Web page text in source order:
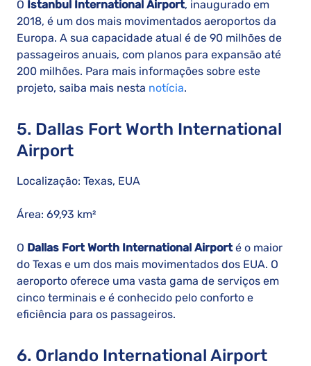
O Istanbul International Airport, inaugurado em
2018, é um dos mais movimentados aeroportos da
Europa. A sua capacidade atual é de 90 milhões de
passageiros anuais, com planos para expansão até
200 milhões. Para mais informações sobre este
projeto, saiba mais nesta notícia.
5. Dallas Fort Worth International
Airport
Localização: Texas, EUA
Área: 69,93 km²
O Dallas Fort Worth International Airporté o maior
do Texas e um dos mais movimentados dos EUA. O
aeroporto oferece uma vasta gama de serviços em
cinco terminais e é conhecido pelo conforto e
eficiência para os passageiros.
6. Orlando International Airport